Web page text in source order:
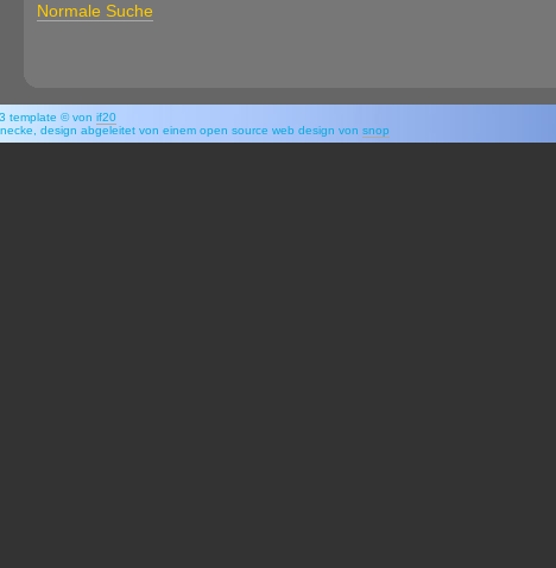
Normale Suche
template © vonif20
design abgeleitet von einem open source web design vonsnop